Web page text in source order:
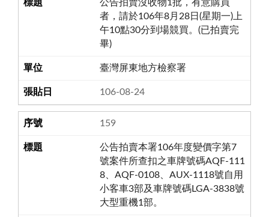
公告拍賣沒收物1批，有意購買
者，請於106年8月28日(星期一)上
午10點30分到場競買。(已拍賣完
畢)
臺灣屏東地方檢察署
106-08-24
159
公告拍賣本署106年度變價字第7
號案件所查扣之車牌號碼AQF-111
8、AQF-0108、AUX-1118號自用
小客車3部及車牌號碼LGA-3838號
大型重機1部。